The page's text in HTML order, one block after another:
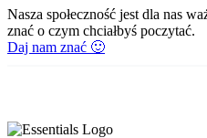
Nasza społeczność jest dla nas
znać o czym chciałbyś poczytać.
Daj nam znać 🙂